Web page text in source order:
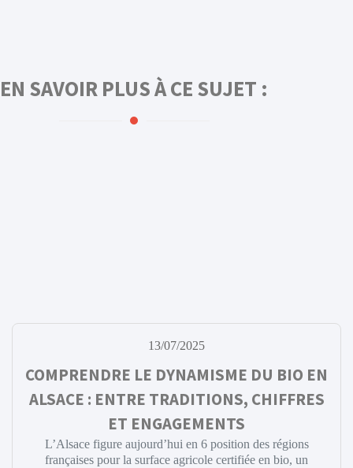
EN SAVOIR PLUS À CE SUJET :
13/07/2025
COMPRENDRE LE DYNAMISME DU BIO EN
ALSACE : ENTRE TRADITIONS, CHIFFRES
ET ENGAGEMENTS
L’Alsace figure aujourd’hui en 6 position des régions
françaises pour la surface agricole certifiée en bio, un